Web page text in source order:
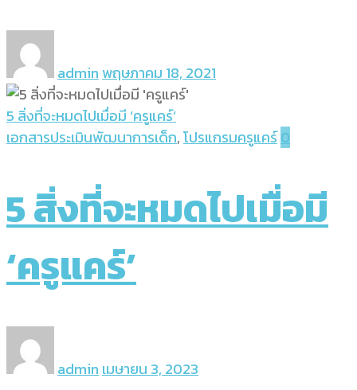
admin พฤษภาคม 18, 2021
5 สิ่งที่จะหมดไปเมื่อมี ‘ครูแคร์’
เอกสารประเมินพัฒนาการเด็ก,โปรแกรมครูแคร์0
5 สิ่งที่จะหมดไปเมื่อมี
‘ครูแคร์’
admin เมษายน 3, 2023